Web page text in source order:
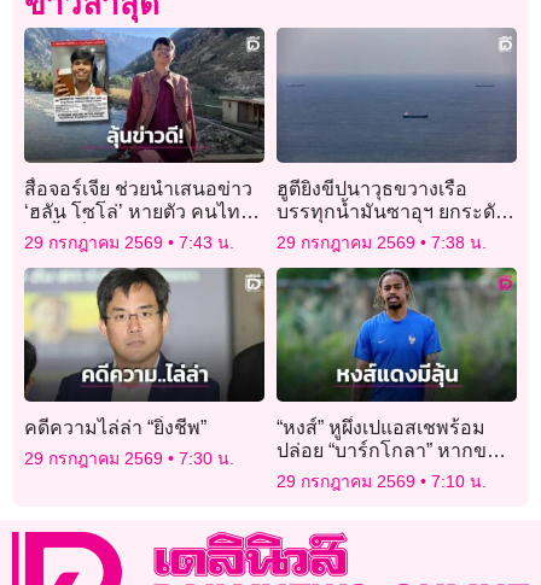
สื่อจอร์เจีย ช่วยนำเสนอข่าว
‘ฮลัน โซโล่’ หายตัว คนไทย
ในพื้นที่ประสาน ตร.-สถาน
29 กรกฎาคม 2569 7:43 น.
ฮูตียิงขีปนาวุธขวางเรือ
บรรทุกน้ำมันซาอุฯ ยกระดับ
ปิดล้อมทะเลแดง
29 กรกฎาคม 2569 7:38 น.
คดีความไล่ล่า “ยิ่งชีพ”
29 กรกฎาคม 2569 7:30 น.
“หงส์” หูผึ่งเปแอสเชพร้อม
ปล่อย “บาร์กโกลา” หากขอ
ย้ายทีม
29 กรกฎาคม 2569 7:10 น.